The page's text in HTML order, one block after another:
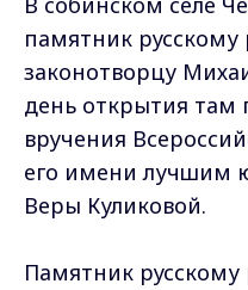
памятник
законотворцу
день открытия
вручения
его имени лучшим
Веры Куликовой.
Памятник